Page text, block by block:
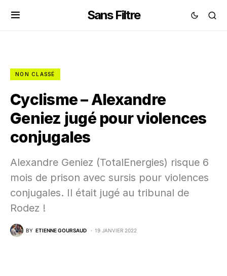
Sans Filtre
NON CLASSÉ
Cyclisme – Alexandre
Geniez jugé pour violences
conjugales
Alexandre Geniez (TotalEnergies) risque 6
mois de prison avec sursis pour violences
conjugales. Il était jugé au tribunal de
Rodez !
BY ETIENNE GOURSAUD 19 JANVIER 2022